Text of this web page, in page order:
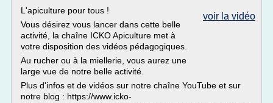
voir la vidéo
L'apiculture pour tous !
Vous désirez vous lancer dans cette belle
activité, la chaîne ICKO Apiculture met à
votre disposition des vidéos pédagogiques.
Au rucher ou à la miellerie, vous aurez une
large vue de notre belle activité.
Plus d'infos et de vidéos sur notre chaîne YouTube et sur
notre blog : https://www.icko-